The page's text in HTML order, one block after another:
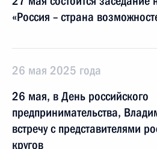
«Россия – страна
26 мая 2025 года
26 мая, в День российского
предпринимательства,
встречу с представителями
кругов